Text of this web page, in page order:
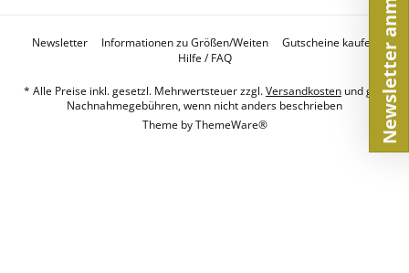
Newsletter Informationen zu Größen/Weiten
Gutscheine kaufen
Hilfe / FAQ
* Alle Preise inkl. gesetzl. Mehrwertsteuer zzgl.Versandkosten und ggf.
Nachnahmegebühren, wenn nicht anders beschrieben
Theme byThemeWare®